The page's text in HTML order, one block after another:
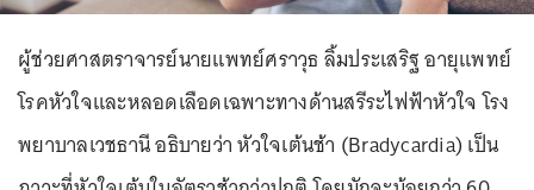
ผู้ช่วยศาสตราจารย์นายแพทย์ศราวุธ ลิ้มประเสริฐ อายุแพทย์
โรคหัวใจและหลอดเลือดเฉพาะทางด้านสรีระไฟฟ้าหัวใจ โรง
พยาบาลเวชธานี อธิบายว่า หัวใจเต้นช้า (Bradycardia) เป็น